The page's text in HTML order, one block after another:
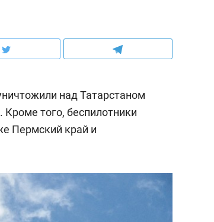
над Татарстаном
того, беспилотники
Пермский край и